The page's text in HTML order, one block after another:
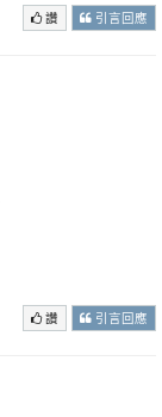
讚 引言回應
讚 引言回應